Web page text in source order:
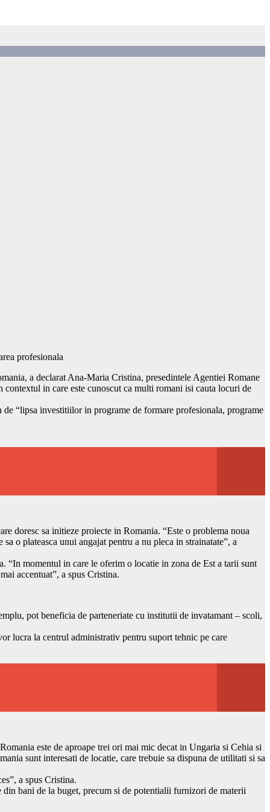
profesionala
a declarat Ana-Maria Cristina, presedintele Agentiei Romane
in care este cunoscut ca multi romani isi cauta locuri de
“lipsa investitiilor in programe de formare profesionala, programe
doresc sa initieze proiecte in Romania. “Este o problema noua
o plateasca unui angajat pentru a nu pleca in strainatate”, a
“In momentul in care le oferim o locatie in zona de Est a tarii sunt
accentuat”, a spus Cristina.
pot beneficia de parteneriate cu institutii de invatamant – scoli,
lucra la centrul administrativ pentru suport tehnic pe care
este de aproape trei ori mai mic decat in Ungaria si Cehia si
sunt interesati de locatie, care trebuie sa dispuna de utilitati si sa
a spus Cristina.
bani de la buget, precum si de potentialii furnizori de materii